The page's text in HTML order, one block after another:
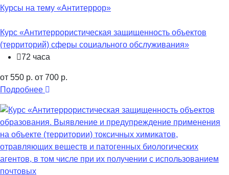
Курсы на тему «Антитеррор»
Курс «Антитеррористическая защищенность объектов
(территорий) сферы социального обслуживания»
72 часа
от 550 р. от 700 р.
Подробнее